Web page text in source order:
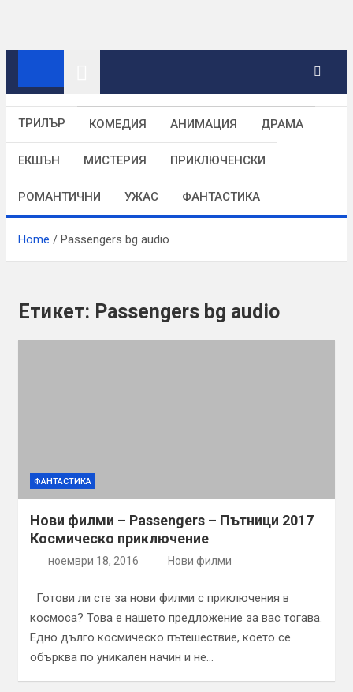
content
ТРИЛЪР КОМЕДИЯ АНИМАЦИЯ ДРАМА
ЕКШЪН МИСТЕРИЯ ПРИКЛЮЧЕНСКИ
РОМАНТИЧНИ УЖАС ФАНТАСТИКА
Home Passengers bg audio
Етикет: Passengers bg audio
ФАНТАСТИКА
Нови филми – Passengers – Пътници 2017
Космическо приключение
ноември 18, 2016 Нови филми
Готови ли сте за нови филми с приключения в
космоса? Това е нашето предложение за вас тогава.
Едно дълго космическо пътешествие, което се
обърква по уникален начин и не…